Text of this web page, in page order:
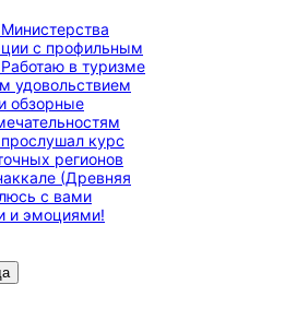
с профильным
в туризме
удовольствием
обзорные
курс
регионов
(Древняя
с вами
и эмоциями!